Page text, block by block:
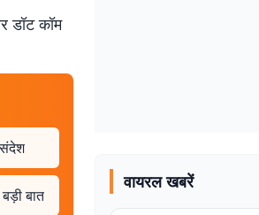
डॉट कॉम
संदेश
बात
वायरल खबरें